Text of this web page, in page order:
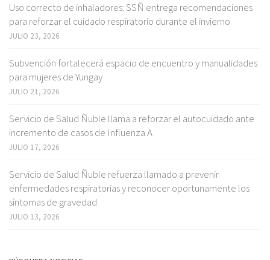
Uso correcto de inhaladores: SSÑ entrega recomendaciones
para reforzar el cuidado respiratorio durante el invierno
JULIO 23, 2026
Subvención fortalecerá espacio de encuentro y manualidades
para mujeres de Yungay
JULIO 21, 2026
Servicio de Salud Ñuble llama a reforzar el autocuidado ante
incremento de casos de Influenza A
JULIO 17, 2026
Servicio de Salud Ñuble refuerza llamado a prevenir
enfermedades respiratorias y reconocer oportunamente los
síntomas de gravedad
JULIO 13, 2026